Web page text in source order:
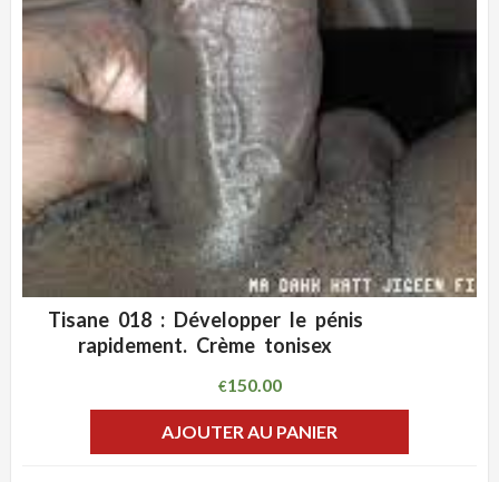
ADD WISHLIST
Tisane 018 : Développer le pénis
rapidement. Crème tonisex
€150.00
AJOUTER AU PANIER